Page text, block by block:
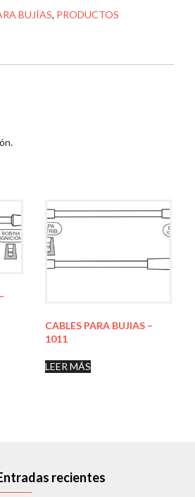
BUJÍAS, PRODUCTOS
CABLES PARA BUJIAS –
1011
LEER MÁS
recientes